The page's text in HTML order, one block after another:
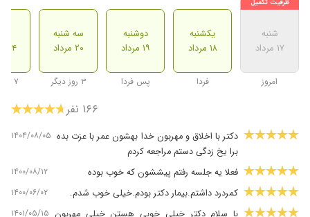
شنبه
۱۷ مرداد
امروز
یکشنبه
۱۸ مرداد
فردا
دوشنبه
۱۹ مرداد
پس فردا
سه شنبه
۲۰ مرداد
۳ روز دیگر
۲۴ مرداد
۷ روز دیگر
۱۶۶ نفر
دکتر با اخلاق و مهربون خدا بهشون عمر با عزت بده
برا یخ زدگی دستم مراجعه کردم
۱۴۰۴/۰۸/۰۵
فعلا یه جلسه رفتم پیششون که خوب بوده ۱۴۰۰/۰۸/۱۲
کمردرد داشتم.بیمار دکتر بودم.خیلی خوب شدم. ۱۴۰۰/۰۶/۰۲
با سلام دکتر خیلی خوبی هستن خیلی مهربون ۱۴۰۱/۰۵/۱۵